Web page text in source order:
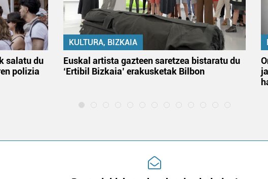
salatu du
polizia
KULTURA, BIZKAIA
Euskal artista gazteen saretzea bistaratu du
‘Ertibil Bizkaia’ erakusketak Bilbon